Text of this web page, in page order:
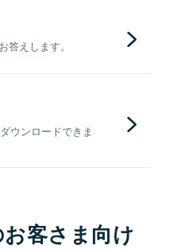
えします。
ウンロードできま
客さま向け